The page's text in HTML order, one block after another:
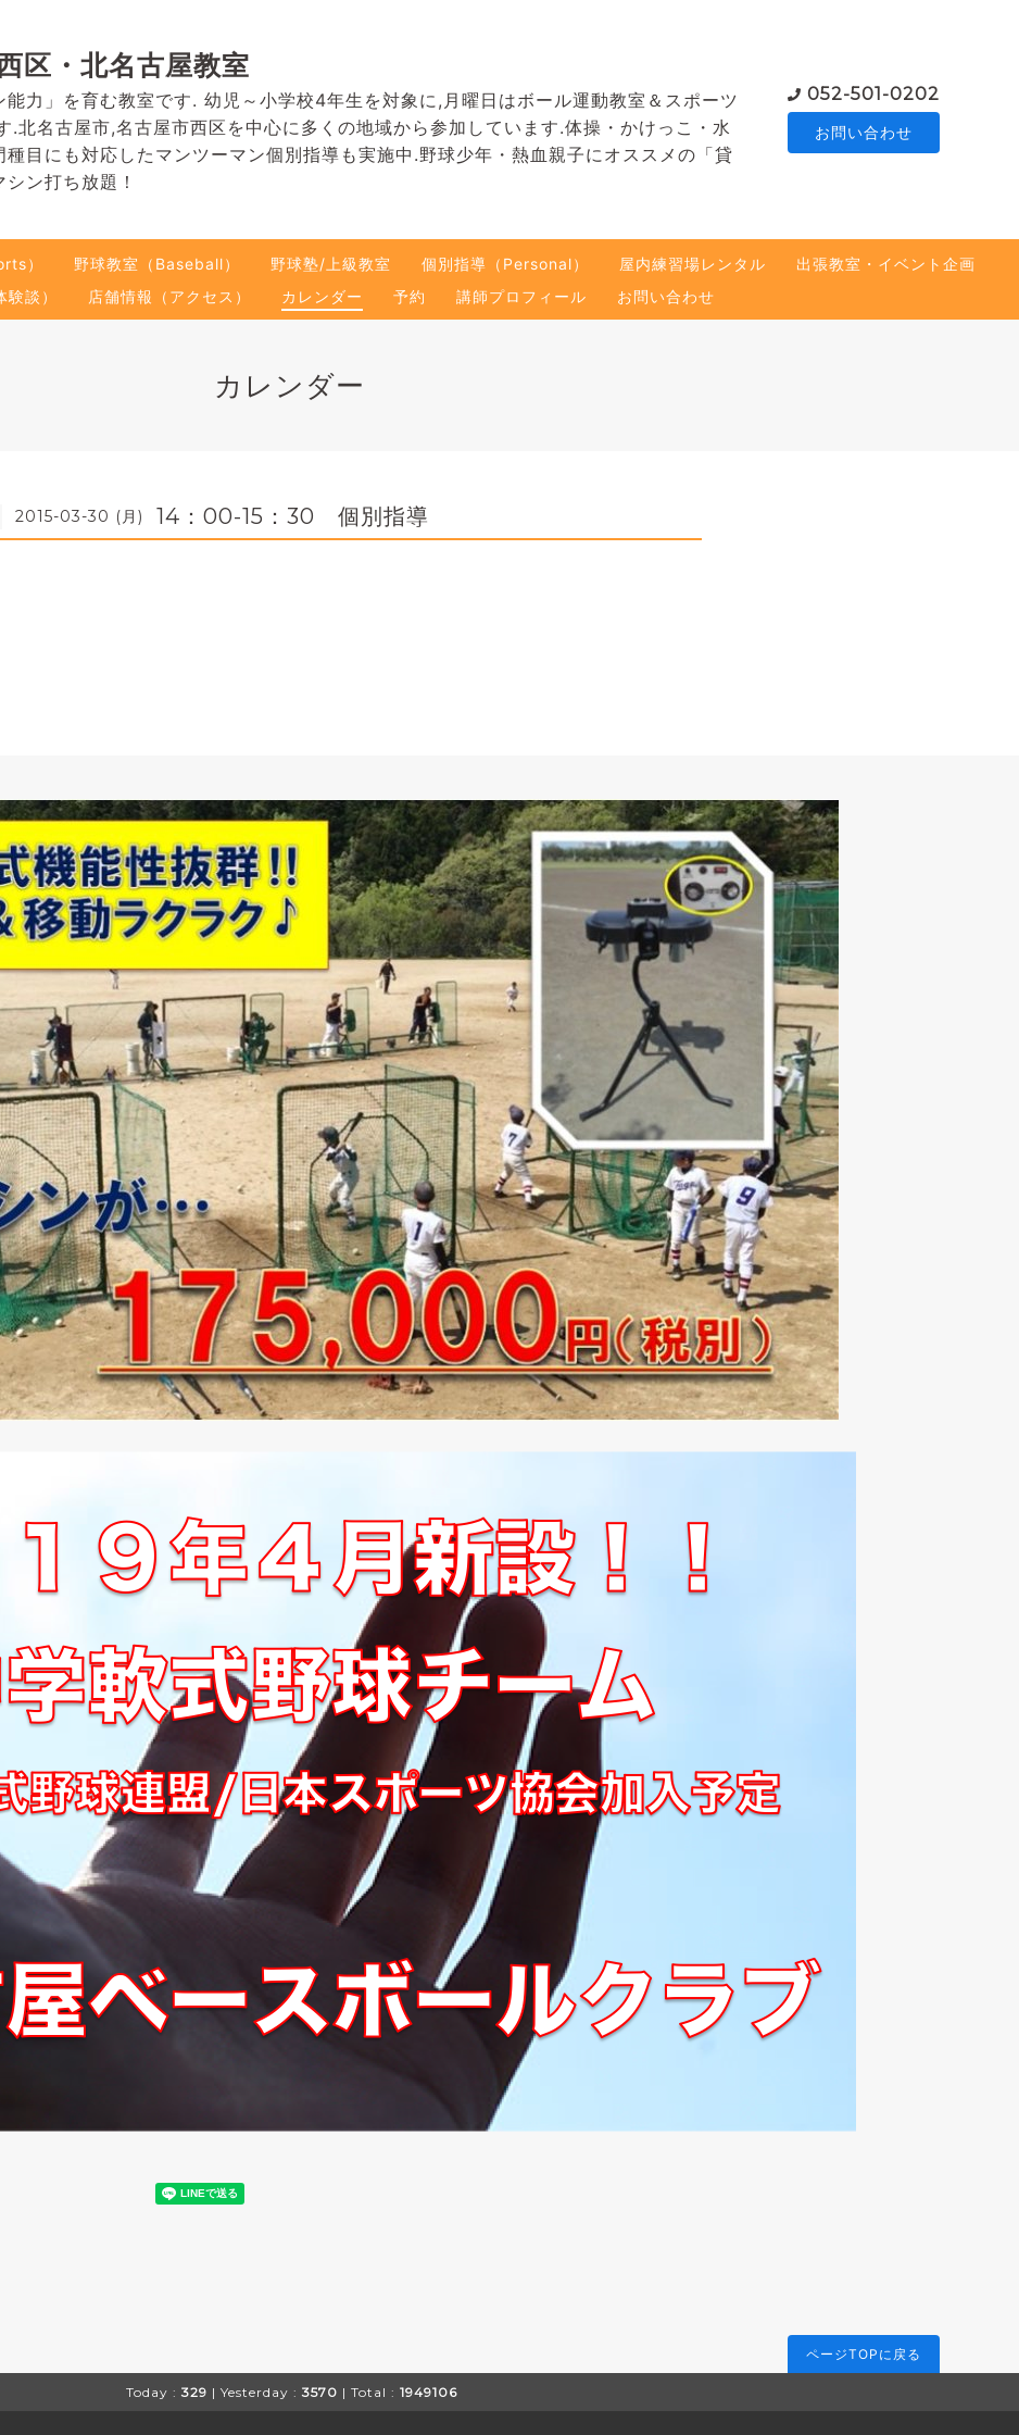
区・北名古屋教室
力」を育む教室です. 幼児～小学校4年生を対象に,月曜日はボール運動教室＆スポーツ
北名古屋市,名古屋市西区を中心に多くの地域から参加しています.体操・かけっこ・水
目にも対応したマンツーマン個別指導も実施中.野球少年・熱血親子にオススメの「貸
ン打ち放題！
052-501-0202
お問い合わせ
） 野球教室（Baseball） 野球塾/上級教室 個別指導（Personal） 屋内練習場レンタル
出張教室・イベント企画
談）
店舗情報（アクセス） カレンダー 予約 講師プロフィール お問い合わせ
カレンダー
2015-03-30 (月) 14：00-15：30 個別指導
ページTOPに戻る
Today : 329 | Yesterday : 3570 | Total : 1949106